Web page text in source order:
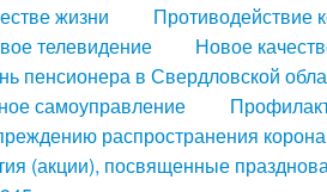
жизни
Противодействие
телевидение
Новое
пенсионера в Свердловской
самоуправление
распространения
(акции), посвященные